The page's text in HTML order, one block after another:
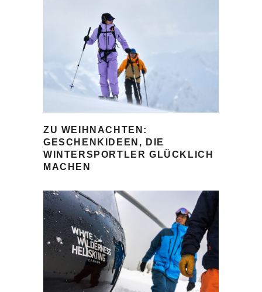
ZU WEIHNACHTEN:
GESCHENKIDEEN, DIE
WINTERSPORTLER GLÜCKLICH
MACHEN